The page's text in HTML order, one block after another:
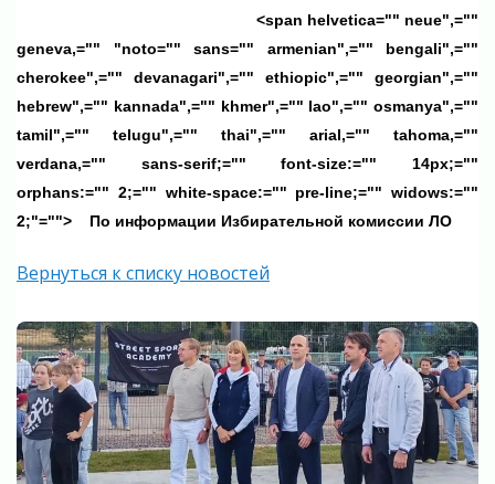
<span helvetica="" neue",=""
geneva,="" "noto="" sans="" armenian",="" bengali",=""
cherokee",="" devanagari",="" ethiopic",="" georgian",=""
hebrew",="" kannada",="" khmer",="" lao",="" osmanya",=""
tamil",="" telugu",="" thai",="" arial,="" tahoma,=""
verdana,="" sans-serif;="" font-size:="" 14px;=""
orphans:="" 2;="" white-space:="" pre-line;="" widows:=""
2;"=""> По информации Избирательной комиссии ЛО
Вернуться к списку новостей